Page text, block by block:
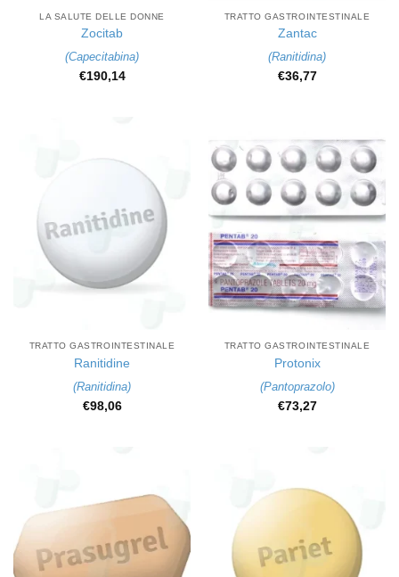
LA SALUTE DELLE DONNE
Zocitab
(Capecitabina)
€190,14
TRATTO GASTROINTESTINALE
Zantac
(Ranitidina)
€36,77
TRATTO GASTROINTESTINALE
Ranitidine
(Ranitidina)
€98,06
TRATTO GASTROINTESTINALE
Protonix
(Pantoprazolo)
€73,27